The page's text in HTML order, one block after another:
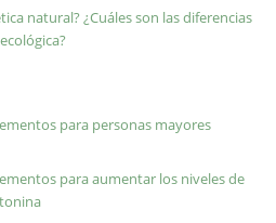
natural? ¿Cuáles son las diferencias
para personas mayores
para aumentar los niveles de